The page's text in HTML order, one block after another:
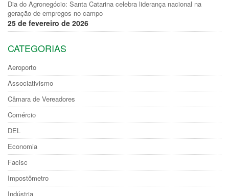
Dia do Agronegócio: Santa Catarina celebra liderança nacional na
geração de empregos no campo
25 de fevereiro de 2026
CATEGORIAS
Aeroporto
Associativismo
Câmara de Vereadores
Comércio
DEL
Economia
Facisc
Impostômetro
Indústria